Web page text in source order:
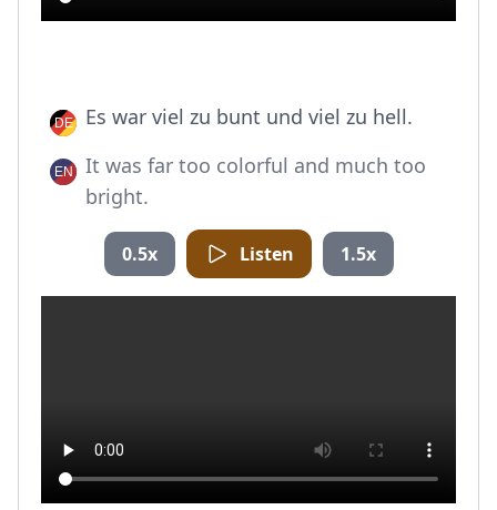
Es war viel zu bunt und viel zu hell.
It was far too colorful and much too
bright.
0.5x Listen 1.5x